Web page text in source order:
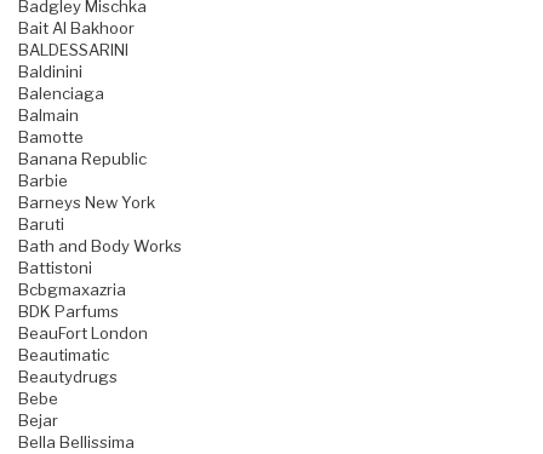
Badgley Mischka
Bait Al Bakhoor
BALDESSARINI
Baldinini
Balenciaga
Balmain
Bamotte
Banana Republic
Barbie
Barneys New York
Baruti
Bath and Body Works
Battistoni
Bcbgmaxazria
BDK Parfums
BeauFort London
Beautimatic
Beautydrugs
Bebe
Bejar
Bella Bellissima